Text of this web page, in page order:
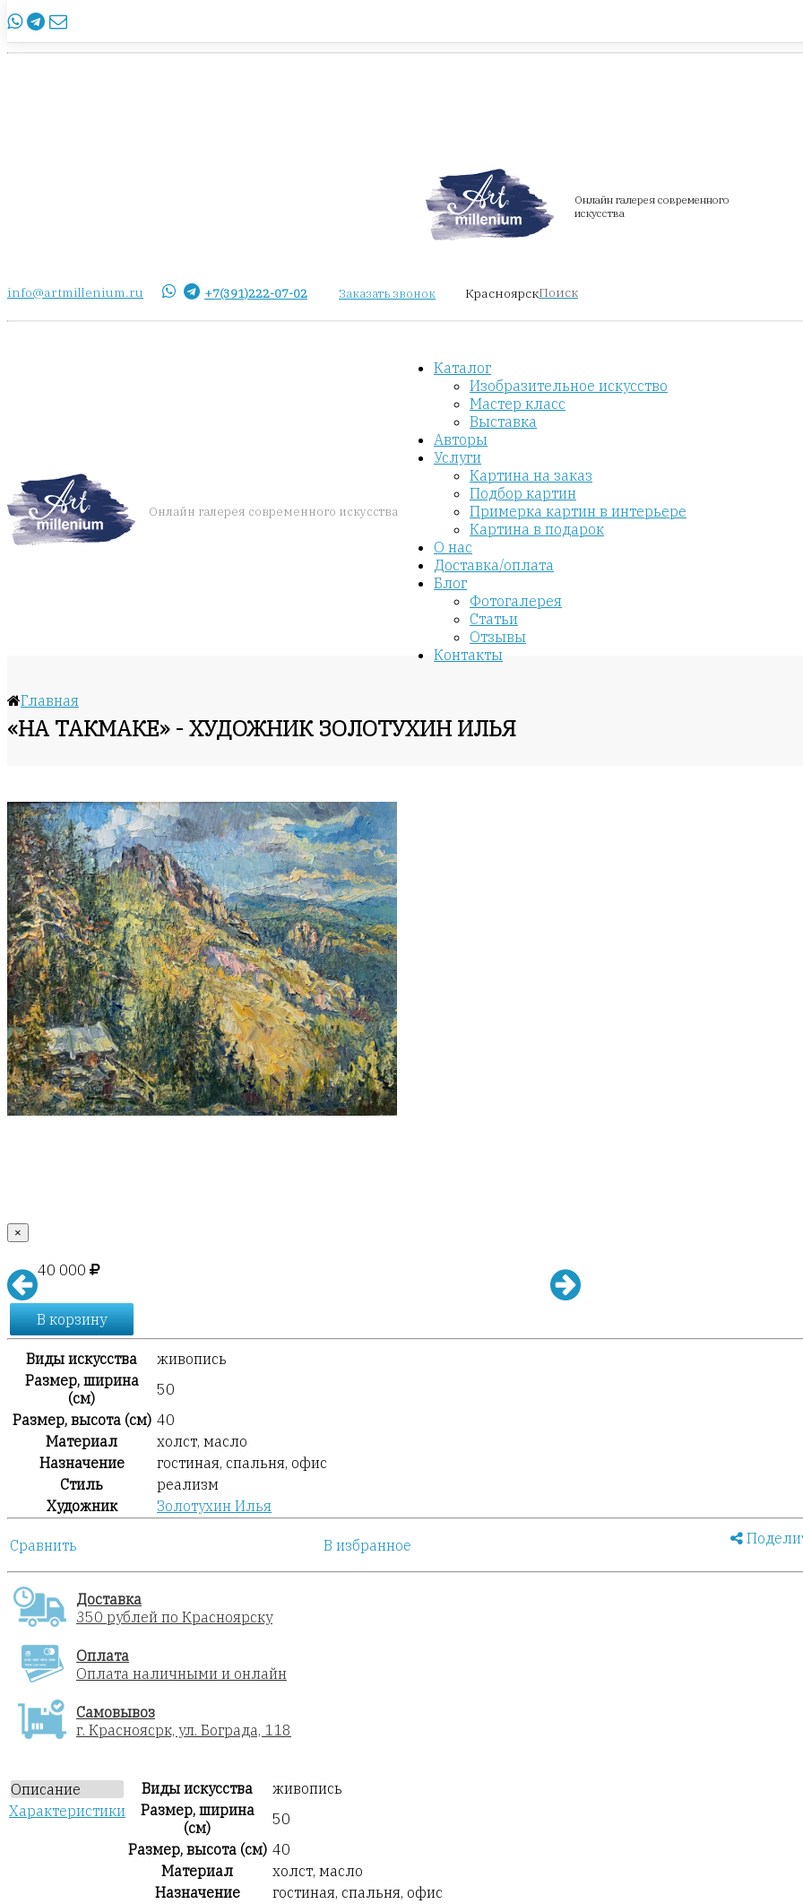
info@artmillenium.ru
Онлайн галерея современного
искусства
info@artmillenium.ru +7(391)222-07-02 Заказать звонок КрасноярскПоиск
Онлайн галерея современного искусства
Каталог
Изобразительное искусство
Мастер класс
Выставка
Авторы
Услуги
Картина на заказ
Подбор картин
Примерка картин в интерьере
Картина в подарок
О нас
Доставка/оплата
Блог
Фотогалерея
Статьи
Отзывы
Контакты
Главная
«НА ТАКМАКЕ» - ХУДОЖНИК ЗОЛОТУХИН ИЛЬЯ
×
40 000
В корзину
Виды искусства
живопись
Размер, ширина
(см)
50
Размер, высота (см) 40
Материал
холст, масло
Назначение
гостиная, спальня, офис
Стиль
реализм
Художник
Золотухин Илья
Сравнить В избранное
Доставка
350 рублей по Красноярску
Оплата
Оплата наличными и онлайн
Самовывоз
г. Красноясрк, ул. Бограда, 118
Описание
Характеристики
Виды искусства
живопись
Размер, ширина
(см)
50
Размер, высота (см) 40
Материал
холст, масло
Назначение
гостиная, спальня, офис